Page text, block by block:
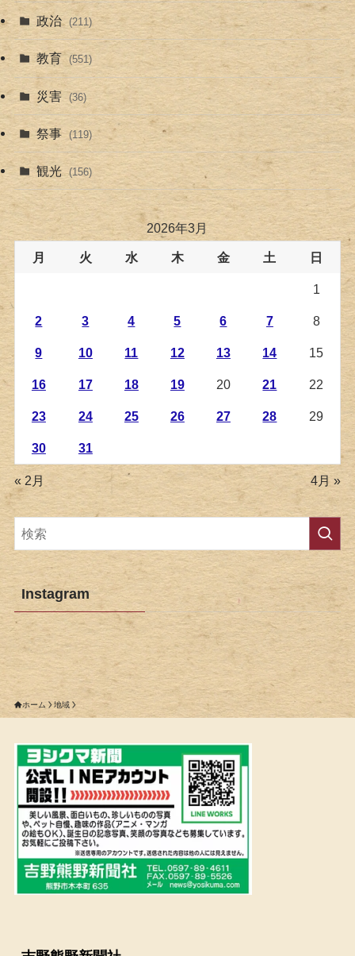
政治 (211)
教育 (551)
災害 (36)
祭事 (119)
観光 (156)
2026年3月
月 火 水 木 金 土 日
1
2 3 4 5 6 7 8
9 10 11 12 13 14 15
16 17 18 19 20 21 22
23 24 25 26 27 28 29
30 31
« 2月 4月 »
Instagram
ホーム 地域